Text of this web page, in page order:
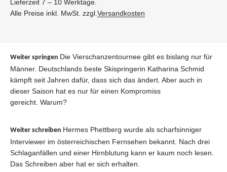
Lieferzeit 7 – 10 Werktage.
Alle Preise inkl. MwSt. zzgl.Versandkosten
Weiter springen Die Vierschanzentournee gibt es bislang nur für
Männer. Deutschlands beste Skispringerin Katharina Schmid
kämpft seit Jahren dafür, dass sich das ändert. Aber auch in
dieser Saison hat es nur für einen Kompromiss
gereicht. Warum?
Weiter schreiben Hermes Phettberg wurde als scharfsinniger
Interviewer im österreichischen Fernsehen bekannt. Nach drei
Schlaganfällen und einer Hirnblutung kann er kaum noch lesen.
Das Schreiben aber hat er sich erhalten.